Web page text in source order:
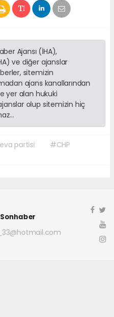
Ajansı (İHA),
ve diğer ajanslar
sitemizin
ajans kanallarından
yer alan hukuki
olup sitemizin hiç
partisi
#CHP